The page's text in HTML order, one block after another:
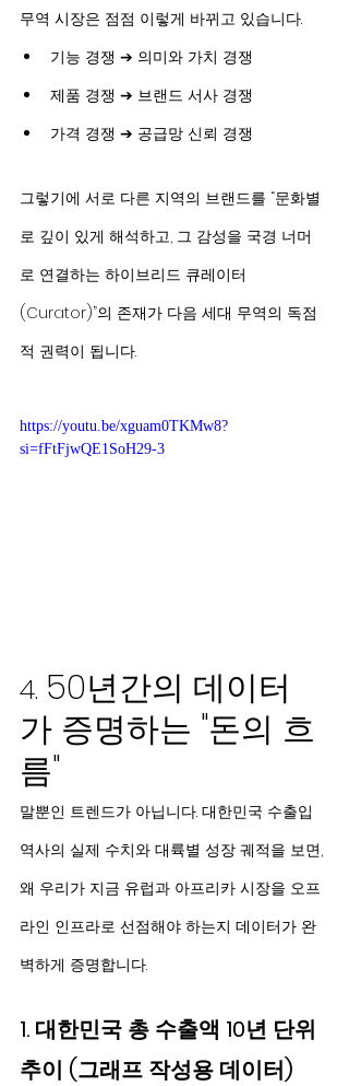
무역 시장은 점점 이렇게 바뀌고 있습니다.
기능 경쟁 ➔ 의미와 가치 경쟁
제품 경쟁 ➔ 브랜드 서사 경쟁
가격 경쟁 ➔ 공급망 신뢰 경쟁
그렇기에 서로 다른 지역의 브랜드를 “문화별
로 깊이 있게 해석하고, 그 감성을 국경 너머
로 연결하는 하이브리드 큐레이터
(Curator)”의 존재가 다음 세대 무역의 독점
적 권력이 됩니다.
https://youtu.be/xguam0TKMw8?
si=fFtFjwQE1SoH29-3
4. 50년간의 데이터
가 증명하는 "돈의 흐
름"
말뿐인 트렌드가 아닙니다. 대한민국 수출입
역사의 실제 수치와 대륙별 성장 궤적을 보면,
왜 우리가 지금 유럽과 아프리카 시장을 오프
라인 인프라로 선점해야 하는지 데이터가 완
벽하게 증명합니다.
1. 대한민국 총 수출액 10년 단위
추이 (그래프 작성용 데이터)